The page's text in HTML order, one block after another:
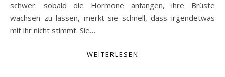
schwer: sobald die Hormone anfangen, ihre Brüste
wachsen zu lassen, merkt sie schnell, dass irgendetwas
mit ihr nicht stimmt. Sie…
WEITERLESEN